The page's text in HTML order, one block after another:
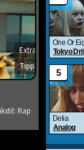
Extra
Tipp
Rap